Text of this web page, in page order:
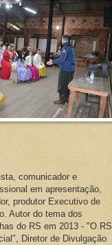
comunicador e
em apresentação,
produtor Executivo de
Autor do tema dos
do RS em 2013 - "O RS
Diretor de Divulgação